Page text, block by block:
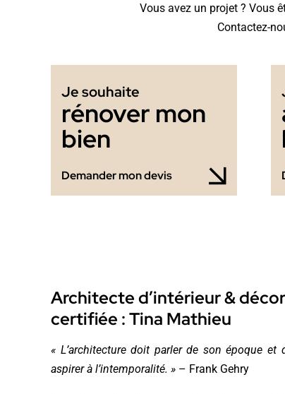
Vous avez un projet ? Vous
Contactez-
Je souhaite
rénover mon
bien
Demander mon devis
Architecte d’intérieur &
certifiée : Tina Mathieu
« L’architecture doit parler de son époque et
aspirer à l’intemporalité. »– Frank Gehry